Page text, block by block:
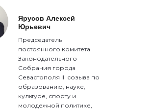
Ярусов Алексей
Юрьевич
Председатель
постоянного комитета
Законодательного
Собрания города
Севастополя III созыва по
образованию, науке,
культуре, спорту и
молодежной политике,